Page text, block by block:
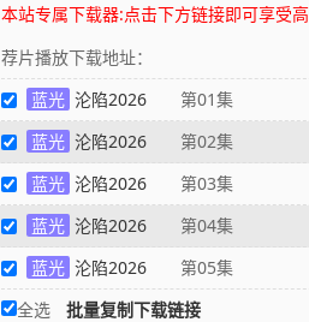
本站专属下载器:点击下方链接即可享受
荐片播放下载地址：
蓝光 沦陷2026 第01集
蓝光 沦陷2026 第02集
蓝光 沦陷2026 第03集
蓝光 沦陷2026 第04集
蓝光 沦陷2026 第05集
全选
批量复制下载链接